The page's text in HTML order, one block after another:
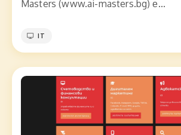
Masters (www.ai-masters.bg) е...
IT